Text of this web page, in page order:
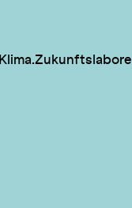
Klima.Zukunftslabore